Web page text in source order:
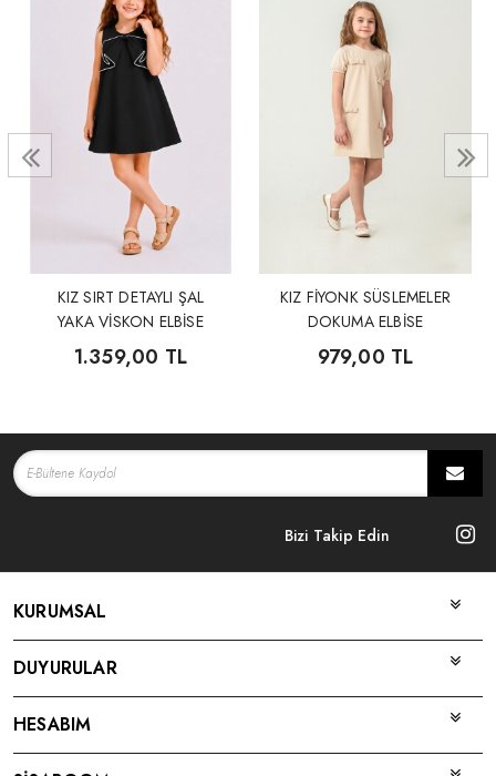
KIZ SIRT DETAYLI ŞAL
YAKA VİSKON ELBİSE
1.359,00 TL
KIZ FİYONK SÜSLEMELER
DOKUMA ELBİSE
979,00 TL
Bizi Takip Edin
KURUMSAL
DUYURULAR
HESABIM